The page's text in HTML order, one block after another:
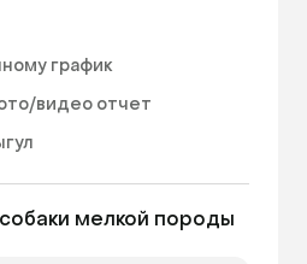
график
видео отчет
мелкой породы